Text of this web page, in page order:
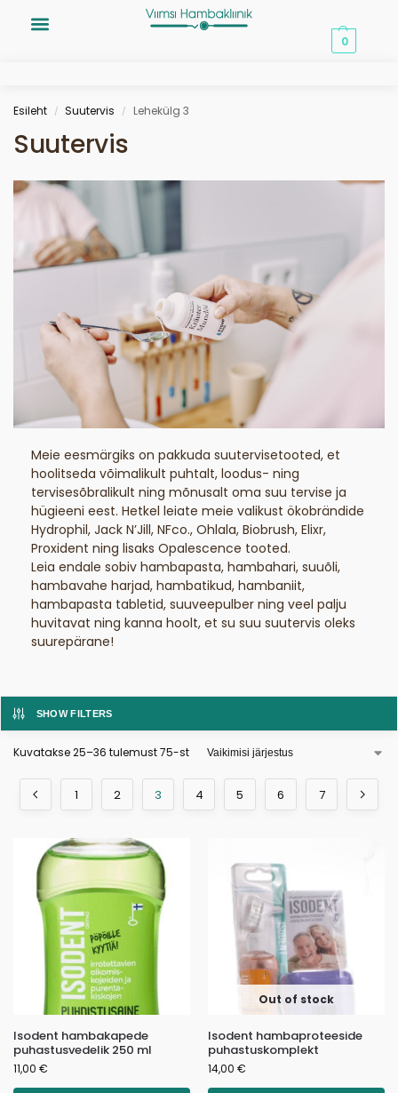
0
Esileht / Suutervis / Lehekülg 3
Suutervis
Meie eesmärgiks on pakkuda suutervisetooted, et
hoolitseda võimalikult puhtalt, loodus- ning
tervisesõbralikult ning mõnusalt oma suu tervise ja
hügieeni eest. Hetkel leiate meie valikust ökobrändide
Hydrophil, Jack N’Jill, NFco., Ohlala, Biobrush, Elixr,
Proxident ning lisaks Opalescence tooted.
Leia endale sobiv hambapasta, hambahari, suuõli,
hambavahe harjad, hambatikud, hambaniit,
hambapasta tabletid, suuveepulber ning veel palju
huvitavat ning kanna hoolt, et su suu suutervis oleks
suurepärane!
SHOW FILTERS
Kuvatakse 25–36 tulemust 75-st
1 2 3 4 5 6 7
Isodent hambakapede
puhastusvedelik 250 ml
11,00 €
Out of stock
Isodent hambaproteeside
puhastuskomplekt
14,00 €